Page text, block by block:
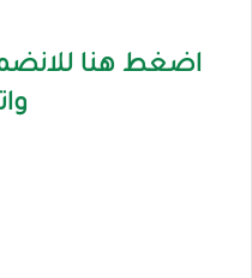
اضغط هنا